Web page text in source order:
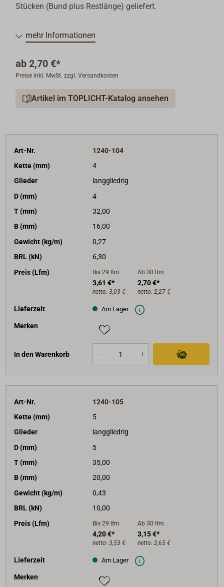
Stücken (Bund plus Restlänge) geliefert.
mehr Informationen
ab 2,70 €*
Preise inkl. MwSt. zzgl. Versandkosten
Artikel im TOPLICHT-Katalog ansehen
Art-Nr.
1240-104
Kette (mm)
4
Glieder
langgliedrig
D (mm)
4
T (mm)
32,00
B (mm)
16,00
Gewicht (kg/m)
0,27
BRL (kN)
6,30
Preis (Lfm)
Bis 29 lfm
3,61 €*
netto: 3,03 €
Ab 30 lfm
2,70 €*
netto: 2,27 €
Lieferzeit Am Lager
Merken
In den Warenkorb
Art-Nr.
1240-105
Kette (mm)
5
Glieder
langgliedrig
D (mm)
5
T (mm)
35,00
B (mm)
20,00
Gewicht (kg/m)
0,43
BRL (kN)
10,00
Preis (Lfm)
Bis 29 lfm
4,20 €*
netto: 3,53 €
Ab 30 lfm
3,15 €*
netto: 2,65 €
Lieferzeit Am Lager
Merken